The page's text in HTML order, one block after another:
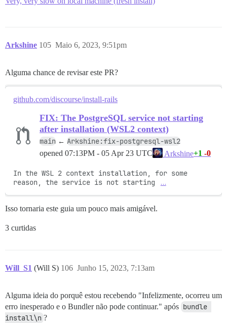
Arkshine Maio 6, 2023, 9:51pm
105
Alguma chance de revisar este PR?
github.com/discourse/install-rails
FIX: The PostgreSQL service not starting
after installation (WSL2 context)
main ← Arkshine:fix-postgresql-wsl2
opened 07:13PM - 05 Apr 23 UTC Arkshine+1 -0
In the WSL 2 context installation, for some
reason, the service is not starting
…
Isso tornaria este guia um pouco mais amigável.
3 curtidas
Will_S1 (Will S) Junho 15, 2023, 7:13am
106
Alguma ideia do porquê estou recebendo "Infelizmente, ocorreu um
erro inesperado e o Bundler não pode continuar." após bundle
install\n ?